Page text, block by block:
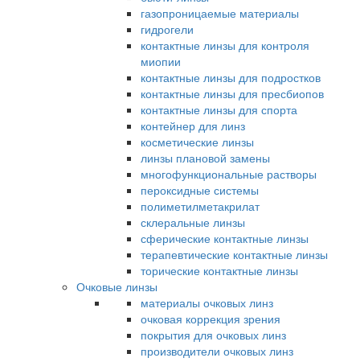
газопроницаемые материалы
гидрогели
контактные линзы для контроля
миопии
контактные линзы для подростков
контактные линзы для пресбиопов
контактные линзы для спорта
контейнер для линз
косметические линзы
линзы плановой замены
многофункциональные растворы
пероксидные системы
полиметилметакрилат
склеральные линзы
сферические контактные линзы
терапевтические контактные линзы
торические контактные линзы
Очковые линзы
материалы очковых линз
очковая коррекция зрения
покрытия для очковых линз
производители очковых линз